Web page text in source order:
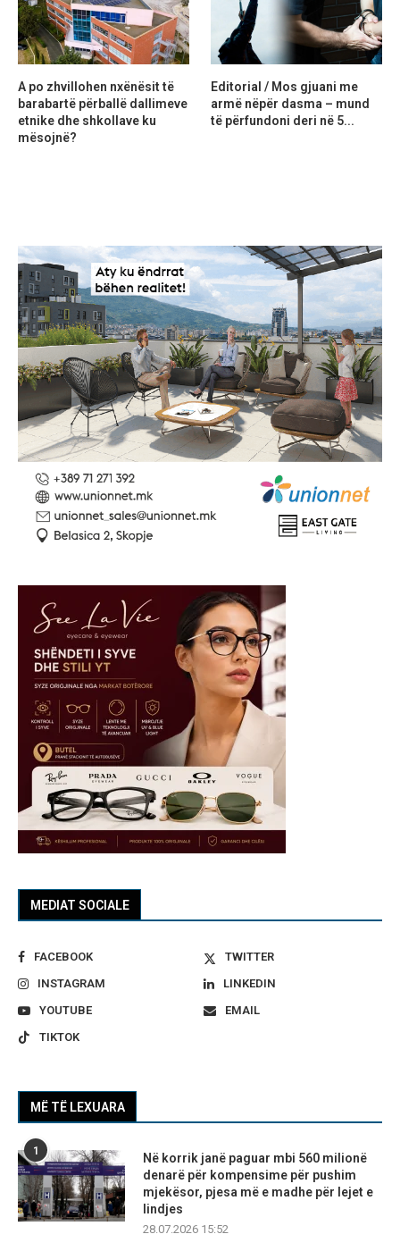
MEDIAT SOCIALE
FACEBOOK
TWITTER
INSTAGRAM
LINKEDIN
YOUTUBE
EMAIL
TIKTOK
MË TË LEXUARA
1
Në korrik janë paguar mbi 560 milionë
denarë për kompensime për pushim
mjekësor, pjesa më e madhe për lejet e
lindjes
28.07.2026 15:52
A po zhvillohen nxënësit të
barabartë përballë dallimeve
etnike dhe shkollave ku
mësojnë?
Editorial / Mos gjuani me
armë nëpër dasma – mund
të përfundoni deri në 5...